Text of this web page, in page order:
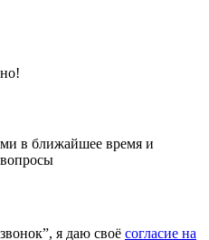
в ближайшее время и
я даю своё согласие на